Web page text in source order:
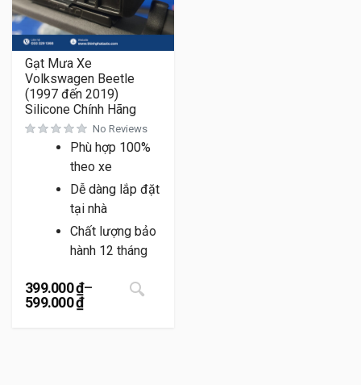
Gạt Mưa Xe
Volkswagen Beetle
(1997 đến 2019)
Silicone Chính Hãng
No Reviews
Phù hợp 100%
theo xe
Dễ dàng lắp đặt
tại nhà
Chất lượng bảo
hành 12 tháng
399.000₫–
599.000₫
Khoảng giá: từ 399.000 ₫ đến 599.000 ₫